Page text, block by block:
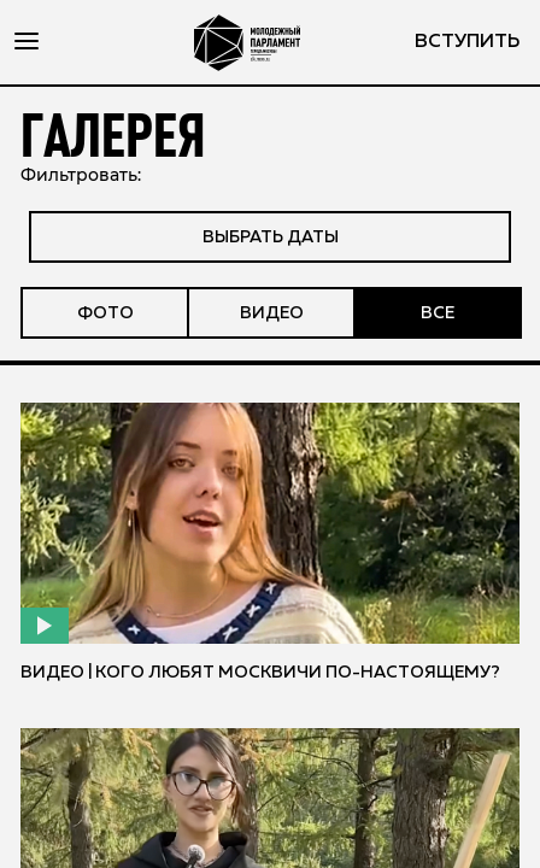
ВСТУПИТЬ
ГАЛЕРЕЯ
Фильтровать:
ВЫБРАТЬ ДАТЫ
ФОТО ВИДЕО ВСЕ
ВИДЕО | КОГО ЛЮБЯТ МОСКВИЧИ ПО-НАСТОЯЩЕМУ?